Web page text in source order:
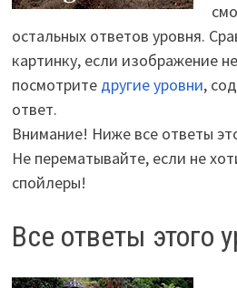
остальных ответов уровня.
картинку, если изображение
посмотрите другие уровни,
ответ.
Внимание! Ниже все ответы
Не перематывайте, если не
спойлеры!
Все ответы этого